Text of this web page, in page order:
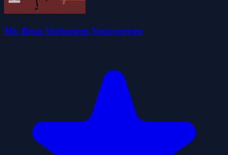
Mr. Bean Verborgen Voorwerpen